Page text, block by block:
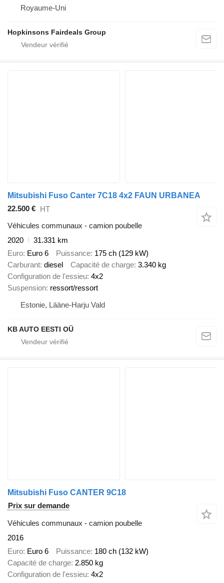
Royaume-Uni
Hopkinsons Fairdeals Group
Mitsubishi Fuso Canter 7C18 4x2 FAUN URBANEA
22.500 € HT
Véhicules communaux - camion poubelle
2020
31.331 km
Euro Euro 6 Puissance 175 ch (129 kW)
Carburant diesel Capacité de charge 3.340 kg
Configuration de l'essieu 4x2
Suspension ressort/ressort
Estonie, Lääne-Harju Vald
KB AUTO EESTI OÜ
Mitsubishi Fuso CANTER 9C18
Prix sur demande
Véhicules communaux - camion poubelle
2016
Euro Euro 6 Puissance 180 ch (132 kW)
Capacité de charge 2.850 kg
Configuration de l'essieu 4x2